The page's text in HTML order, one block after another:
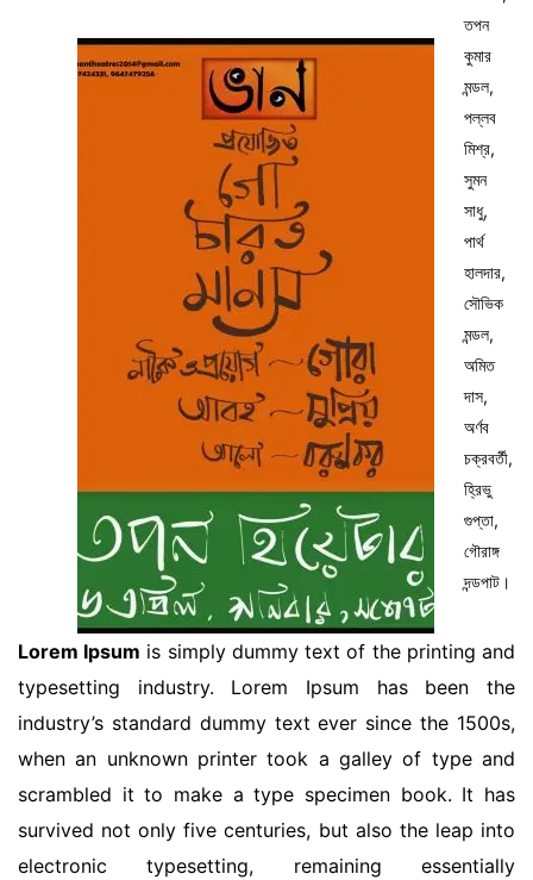
তপন
কুমার
মন্ডল,
পল্লব
মিশ্র,
সুমন
সাধু,
পার্থ
হালদার,
সৌভিক
মন্ডল,
অমিত
দাস,
অর্ণব
চক্রবর্তী,
হ্রিভু
গুপ্তা,
গৌরাঙ্গ
দন্ডপাট।
Lorem Ipsum is simply dummy text of the printing and
typesetting industry. Lorem Ipsum has been the
industry’s standard dummy text ever since the 1500s,
when an unknown printer took a galley of type and
scrambled it to make a type specimen book. It has
survived not only five centuries, but also the leap into
electronic typesetting, remaining essentially